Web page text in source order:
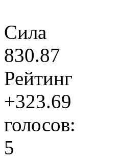
Сила
830.87
Рейтинг
+323.69
голосов:
5